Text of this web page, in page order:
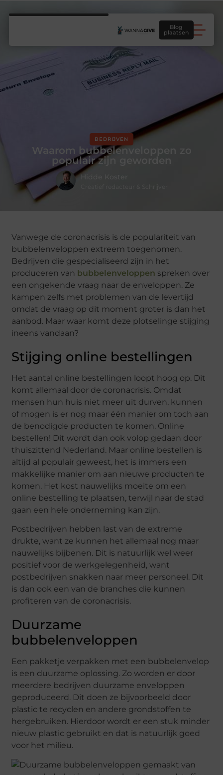
Blog
plaatsen
BEDRIJVEN
Waarom bubbelenveloppen zo
populair zijn geworden
Hidde Koster
Vanwege de coronacrisis is de populariteit van
bubbelenveloppen extreem toegenomen.
Bedrijven die gespecialiseerd zijn in het
produceren van bubbelenveloppen spreken over
een ongekende vraag naar de enveloppen. Ze
kampen zelfs met problemen van de levertijd
omdat de vraag op dit moment groter is dan het
aanbod. Maar waar komt deze plotselinge stijging
ineens vandaan?
Stijging online bestellingen
Het aantal online bestellingen loopt hoog op. Dit
komt allemaal door de coronacrisis. Omdat
mensen hun huis niet meer uit durven, kunnen
of mogen is er nog maar één manier om toch aan
de benodigde producten te komen. Online
bestellen! Dit wordt dan ook volop gedaan door
thuiszittend Nederland. Maar online bestellen is
altijd al populair geweest, het is immers een
makkelijke manier om aan nieuwe producten te
komen. Het kost nauwelijks moeite om een
online bestelling te plaatsen, terwijl naar de stad
gaan een hele onderneming kan zijn.
Postbedrijven hebben last van de extreme
drukte, want ze kunnen het allemaal nog maar
nauwelijks bijbenen. Dit is natuurlijk wel weer
positief voor de werkgelegenheid, want
postbedrijven snakken naar meer personeel. Dit
is dan ook een van de branches die kunnen
profiteren van de coronacrisis.
Duurzame
bubbelenveloppen
Een pakketje verpakken met een bubbelenvelop
is een duurzame oplossing. Zo worden er door
meerdere bedrijven duurzame enveloppen
geproduceerd. Dit doen ze bijvoorbeeld door
plastic te recyclen en andere grondstoffen te
hergebruiken. Hierdoor wordt er een stuk minder
nieuw plastic gebruikt en dat is natuurlijk goed
voor het milieu.